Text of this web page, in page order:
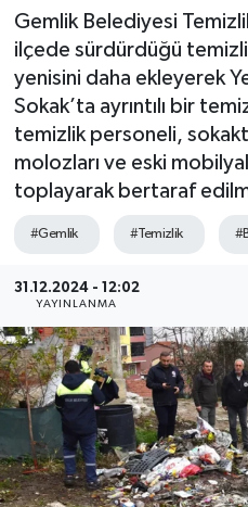
Gemlik Belediyesi
ilçede sürdürdüğü
yenisini daha ekleyerek
Sokak’ta ayrıntılı bir
temizlik personeli,
molozları ve eski
toplayarak bertaraf
#Gemlik #Temizlik
31.12.2024 - 12:02
YAYINLANMA
Ekonomi
Genel
Gündem
Sağlık
Siyaset
Spor
Teknoloji
Türkiye
Süper Lig Puan
Tüm Manşetler
Son Dakika Haberleri